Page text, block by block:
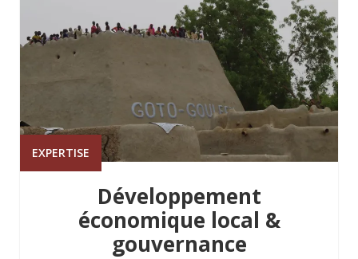
EXPERTISE
Développement
économique local &
gouvernance